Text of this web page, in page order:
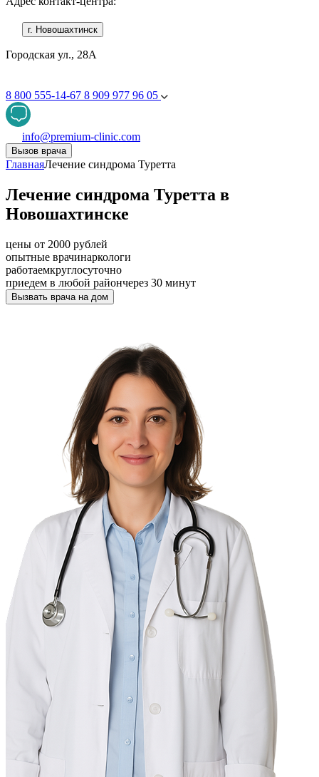
г. Новошахтинск
Городская ул., 28А
8 800 555-14-67 8 909 977 96 05
info@premium-clinic.com
Вызов врача
ГлавнаяЛечение синдрома Туретта
Лечение синдрома Туретта в
Новошахтинске
цены от 2000 рублей
опытные врачинаркологи
работаемкруглосуточно
приедем в любой райончерез 30 минут
Вызвать врача на дом